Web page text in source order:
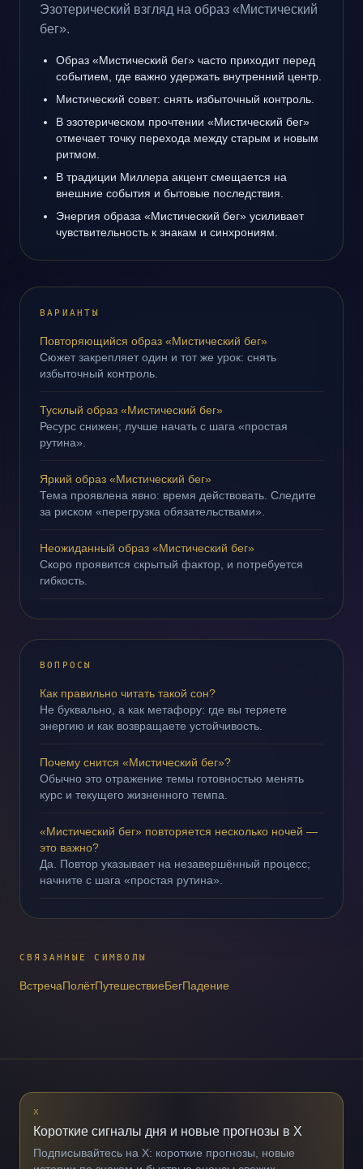
Эзотерический взгляд на образ «Мистический
бег».
Образ «Мистический бег» часто приходит перед
событием, где важно удержать внутренний центр.
Мистический совет: снять избыточный контроль.
В эзотерическом прочтении «Мистический бег»
отмечает точку перехода между старым и новым
ритмом.
В традиции Миллера акцент смещается на
внешние события и бытовые последствия.
Энергия образа «Мистический бег» усиливает
чувствительность к знакам и синхрониям.
ВАРИАНТЫ
Повторяющийся образ «Мистический бег»
Сюжет закрепляет один и тот же урок: снять
избыточный контроль.
Тусклый образ «Мистический бег»
Ресурс снижен; лучше начать с шага «простая
рутина».
Яркий образ «Мистический бег»
Тема проявлена явно: время действовать. Следите
за риском «перегрузка обязательствами».
Неожиданный образ «Мистический бег»
Скоро проявится скрытый фактор, и потребуется
гибкость.
ВОПРОСЫ
Как правильно читать такой сон?
Не буквально, а как метафору: где вы теряете
энергию и как возвращаете устойчивость.
Почему снится «Мистический бег»?
Обычно это отражение темы готовностью менять
курс и текущего жизненного темпа.
«Мистический бег» повторяется несколько ночей —
это важно?
Да. Повтор указывает на незавершённый процесс;
начните с шага «простая рутина».
СВЯЗАННЫЕ СИМВОЛЫ
ВстречаПолётПутешествиеБегПадение
X
Короткие сигналы дня и новые прогнозы в X
Подписывайтесь на X: короткие прогнозы, новые